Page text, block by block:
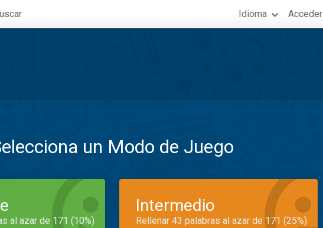
Idioma Acceder
un Modo de Juego
al azar de 171 (10%)
Intermedio
Rellenar 43 palabras al azar de 171 (25%)